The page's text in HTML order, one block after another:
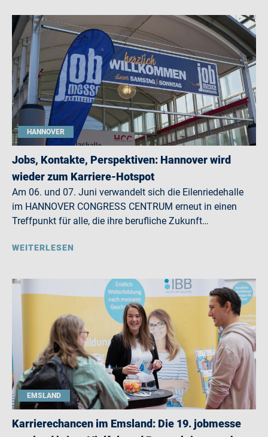
HANNOVER
Jobs, Kontakte, Perspektiven: Hannover wird
wieder zum Karriere-Hotspot
Am 06. und 07. Juni verwandelt sich die Eilenriedehalle
im HANNOVER CONGRESS CENTRUM erneut in einen
Treffpunkt für alle, die ihre berufliche Zukunft…
WEITERLESEN
EMSLAND
Karrierechancen im Emsland: Die 19. jobmesse